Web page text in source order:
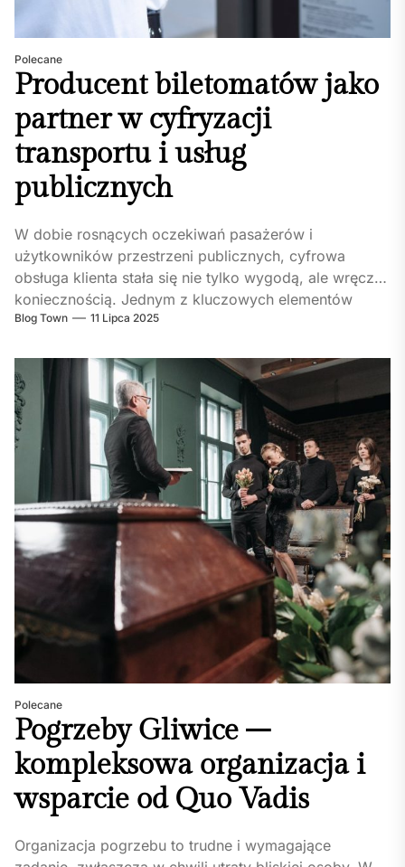
Polecane
Producent biletomatów jako
partner w cyfryzacji
transportu i usług
publicznych
W dobie rosnących oczekiwań pasażerów i
użytkowników przestrzeni publicznych, cyfrowa
obsługa klienta stała się nie tylko wygodą, ale wręcz
koniecznością. Jednym z kluczowych elementów
infrastruktury...
Blog Town 11 Lipca 2025
Polecane
Pogrzeby Gliwice –
kompleksowa organizacja i
wsparcie od Quo Vadis
Organizacja pogrzebu to trudne i wymagające